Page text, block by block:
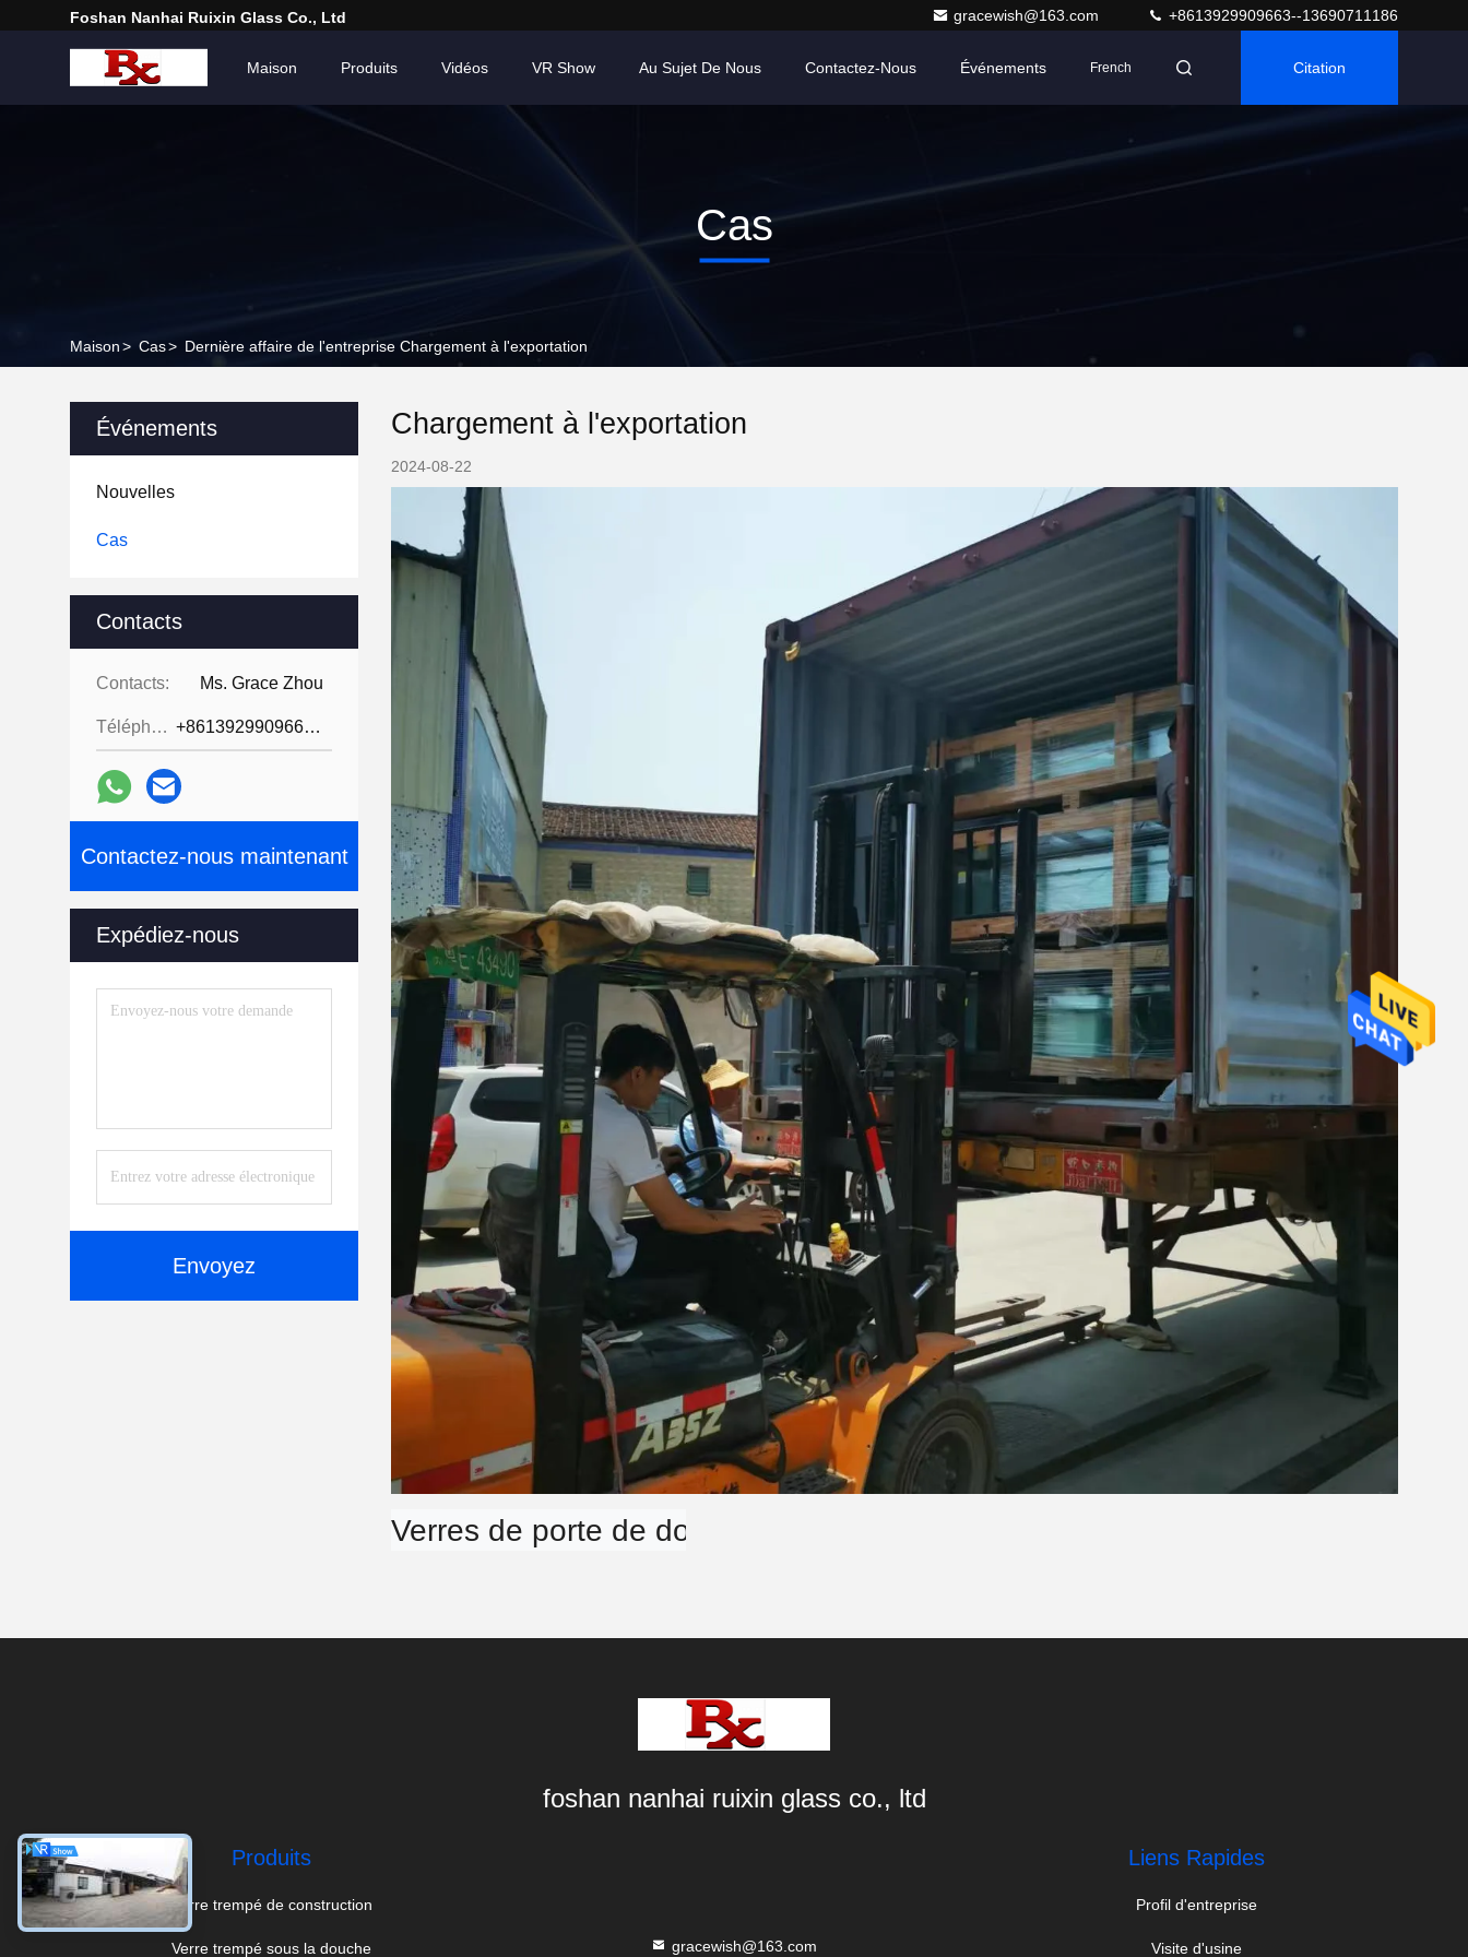
Foshan Nanhai Ruixin Glass Co., Ltd gracewish@163.com +8613929909663--13690711186
Maison Produits Vidéos VR Show Au Sujet De Nous Contactez-Nous Événements French Citation
Cas
Maison> Cas> Dernière affaire de l'entreprise Chargement à l'exportation
Événements
Nouvelles
Cas
Contacts
Contacts: Ms. Grace Zhou
Téléphone: +8613929909663--13690711186
Contactez-nous maintenant
Expédiez-nous
Envoyez
Chargement à l'exportation
2024-08-22
Verres de porte de douche pour les clients espagnols de salle de bain
foshan nanhai ruixin glass co., ltd
Produits
Verre trempé de construction
Verre trempé sous la douche gracewish@163.com
Liens Rapides
Profil d'entreprise
Visite d'usine